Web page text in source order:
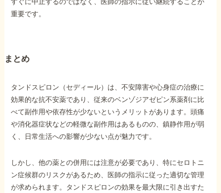
すぐに中止するのではなく、医師の指示に従い継続することが
重要です。
まとめ
タンドスピロン（セディール）は、不安障害や心身症の治療に
効果的な抗不安薬であり、従来のベンゾジアゼピン系薬剤に比
べて副作用や依存性が少ないというメリットがあります。頭痛
や消化器症状などの軽微な副作用はあるものの、鎮静作用が弱
く、日常生活への影響が少ない点が魅力です。
しかし、他の薬との併用には注意が必要であり、特にセロトニ
ン症候群のリスクがあるため、医師の指示に従った適切な管理
が求められます。タンドスピロンの効果を最大限に引き出すた